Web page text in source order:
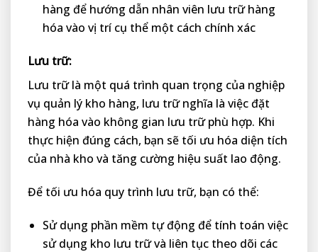
hàng để hướng dẫn nhân viên lưu trữ hàng
hóa vào vị trí cụ thể một cách chính xác
Lưu trữ:
Lưu trữ là một quá trình quan trọng của nghiệp
vụ quản lý kho hàng, lưu trữ nghĩa là việc đặt
hàng hóa vào không gian lưu trữ phù hợp. Khi
thực hiện đúng cách, bạn sẽ tối ưu hóa diện tích
của nhà kho và tăng cường hiệu suất lao động.
Để tối ưu hóa quy trình lưu trữ, bạn có thể:
Sử dụng phần mềm tự động để tính toán việc
sử dụng kho lưu trữ và liên tục theo dõi các